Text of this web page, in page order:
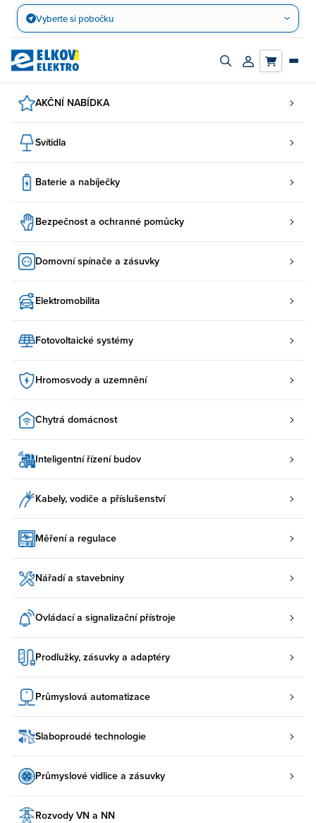
Přejít
obsah
Vyberte si pobočku
Zapnout/vypnout
Přihlásit/
AKČNÍ NABÍDKA
Svítidla
Baterie a nabíječky
Bezpečnost a ochranné pomůcky
Domovní spínače a zásuvky
Elektromobilita
Fotovoltaické systémy
Hromosvody a uzemnění
Chytrá domácnost
Inteligentní řízení budov
Kabely, vodiče a příslušenství
Měření a regulace
Nářadí a stavebniny
Ovládací a signalizační přístroje
Prodlužky, zásuvky a adaptéry
Průmyslová automatizace
Slaboproudé technologie
Průmyslové vidlice a zásuvky
Rozvody VN a NN